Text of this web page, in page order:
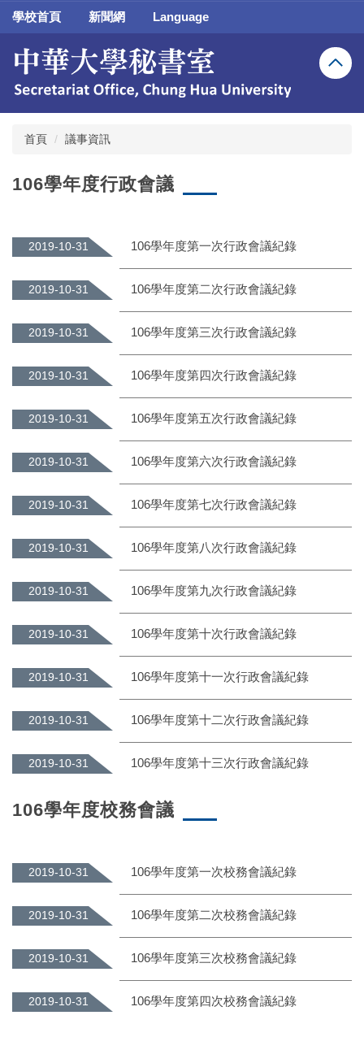
跳
要
容
區
學校首頁 新聞網 Language
首頁 議事資訊
106學年度行政會議
2019-10-31 106學年度第一次行政會議紀錄
2019-10-31 106學年度第二次行政會議紀錄
2019-10-31 106學年度第三次行政會議紀錄
2019-10-31 106學年度第四次行政會議紀錄
2019-10-31 106學年度第五次行政會議紀錄
2019-10-31 106學年度第六次行政會議紀錄
2019-10-31 106學年度第七次行政會議紀錄
2019-10-31 106學年度第八次行政會議紀錄
2019-10-31 106學年度第九次行政會議紀錄
2019-10-31 106學年度第十次行政會議紀錄
2019-10-31 106學年度第十一次行政會議紀錄
2019-10-31 106學年度第十二次行政會議紀錄
2019-10-31 106學年度第十三次行政會議紀錄
106學年度校務會議
2019-10-31 106學年度第一次校務會議紀錄
2019-10-31 106學年度第二次校務會議紀錄
2019-10-31 106學年度第三次校務會議紀錄
2019-10-31 106學年度第四次校務會議紀錄